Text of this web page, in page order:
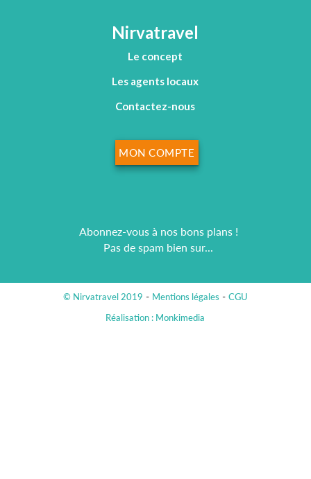
Abonnez-vous à nos bons plans !
Pas de spam bien sur...
MON COMPTE
Nirvatravel
Le concept
Les agents locaux
Contactez-nous
© Nirvatravel 2019 Mentions légales
CGU
Réalisation : Monkimedia